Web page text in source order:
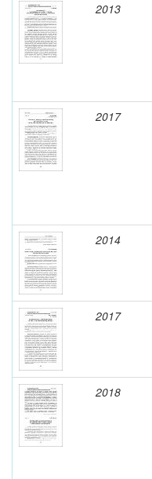
2013
2017
2014
2017
2018